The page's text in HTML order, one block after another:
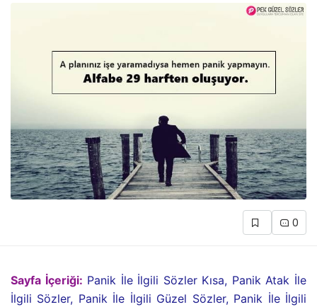
0
Sayfa İçeriği: Panik İle İlgili Sözler Kısa, Panik Atak İle
İlgili Sözler, Panik İle İlgili Güzel Sözler, Panik İle İlgili